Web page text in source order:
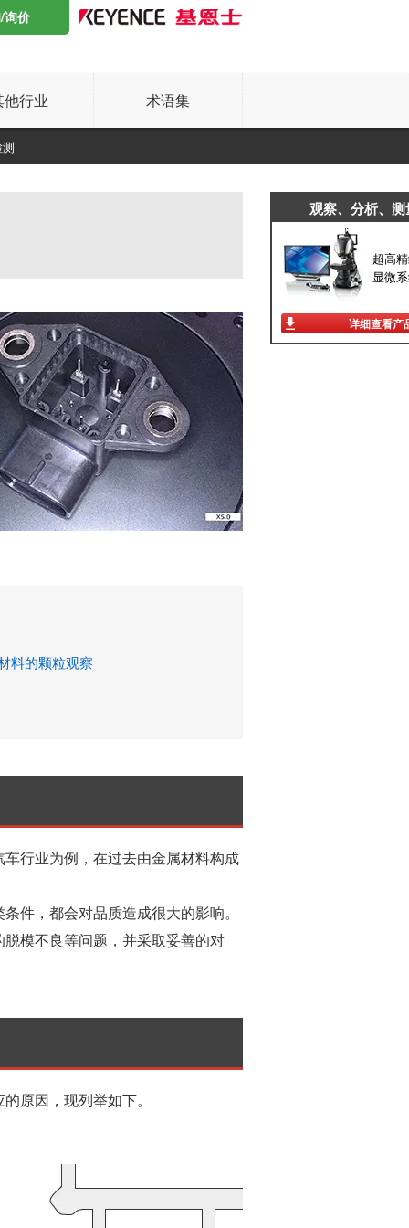
询价
他行业 术语集
料的颗粒观察
行业为例，在过去由金属材料构成
件，都会对品质造成很大的影响。
模不良等问题，并采取妥善的对
原因，现列举如下。
观察、分析、
超高
显微
详细查看产